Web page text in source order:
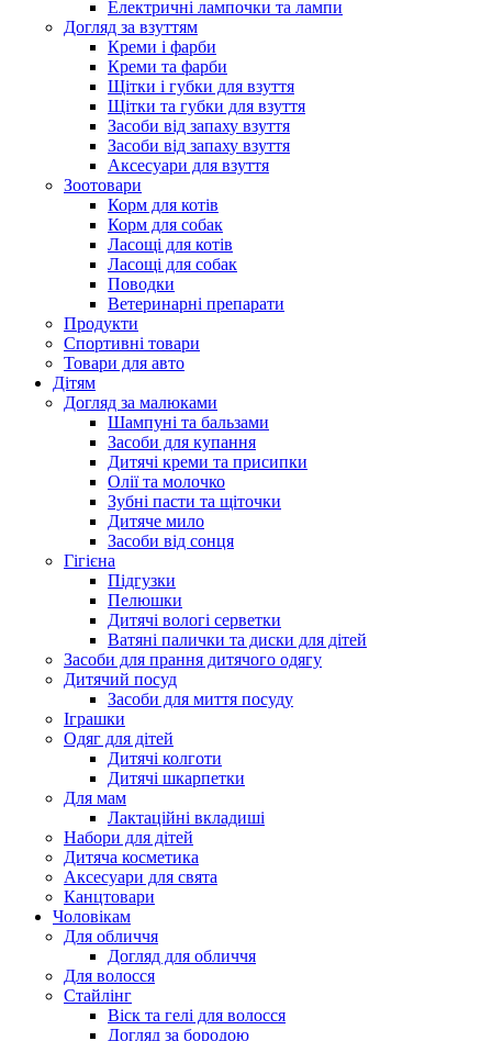
Електричні лампочки та лампи
Догляд за взуттям
Креми і фарби
Креми та фарби
Щітки і губки для взуття
Щітки та губки для взуття
Засоби від запаху взуття
Засоби від запаху взуття
Аксесуари для взуття
Зоотовари
Корм для котів
Корм для собак
Ласощі для котів
Ласощі для собак
Поводки
Ветеринарні препарати
Продукти
Спортивні товари
Товари для авто
Дітям
Догляд за малюками
Шампуні та бальзами
Засоби для купання
Дитячі креми та присипки
Олії та молочко
Зубні пасти та щіточки
Дитяче мило
Засоби від сонця
Гігієна
Підгузки
Пелюшки
Дитячі вологі серветки
Ватяні палички та диски для дітей
Засоби для прання дитячого одягу
Дитячий посуд
Засоби для миття посуду
Іграшки
Одяг для дітей
Дитячі колготи
Дитячі шкарпетки
Для мам
Лактаційні вкладиші
Набори для дітей
Дитяча косметика
Аксесуари для свята
Канцтовари
Чоловікам
Для обличчя
Догляд для обличчя
Для волосся
Стайлінг
Віск та гелі для волосся
Догляд за бородою